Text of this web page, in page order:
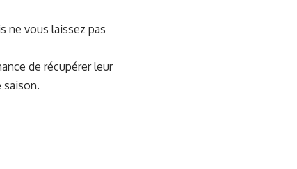
ne vous laissez pas
de récupérer leur
saison.